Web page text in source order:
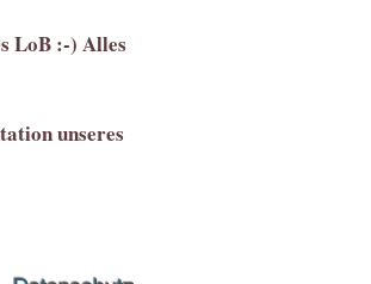
LoB :-) Alles
unseres